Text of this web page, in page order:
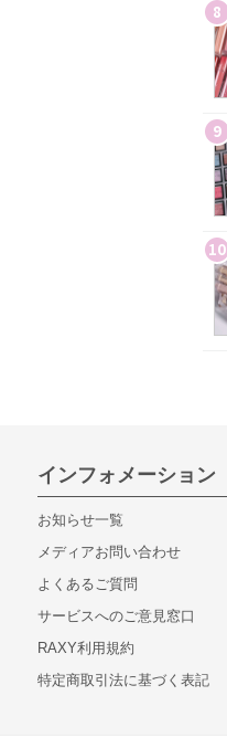
8
9
10
インフォメーション
お知らせ一覧
メディアお問い合わせ
よくあるご質問
サービスへのご意見窓口
RAXY利用規約
特定商取引法に基づく表記